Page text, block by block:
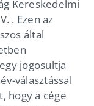
Kereskedelmi
. Ezen az
által
jogosultja
választással
hogy a cége